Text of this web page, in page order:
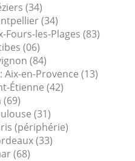
(34)
(34)
Fours-les-Plages (83)
(06)
(84)
en-Provence (13)
Étienne (42)
(69)
(31)
(périphérie)
(33)
(68)